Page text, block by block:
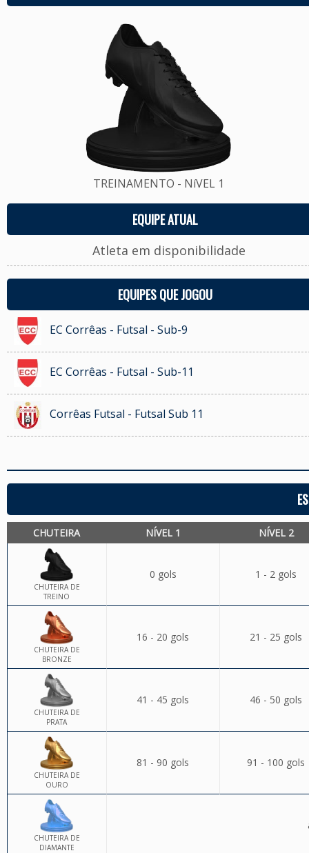
TREINAMENTO - NíVEL 1
EQUIPE ATUAL
Atleta em disponibilidade
EQUIPES QUE JOGOU
EC Corrêas - Futsal - Sub-9
EC Corrêas - Futsal - Sub-11
Corrêas Futsal - Futsal Sub 11
CHUTEIRA NÍVEL 1 NÍVEL 2
CHUTEIRA DE
TREINO
0 gols 1 - 2 gols
CHUTEIRA DE
BRONZE
16 - 20 gols 21 - 25 gols
CHUTEIRA DE
PRATA
41 - 45 gols 46 - 50 gols
CHUTEIRA DE
OURO
81 - 90 gols 91 - 100 gols
CHUTEIRA DE
DIAMANTE